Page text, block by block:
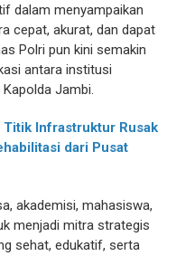
dalam menyampaikan
cepat, akurat, dan dapat
Polri pun kini semakin
antara institusi
Jambi.
Titik Infrastruktur Rusak
dari Pusat
akademisi, mahasiswa,
menjadi mitra strategis
sehat, edukatif, serta